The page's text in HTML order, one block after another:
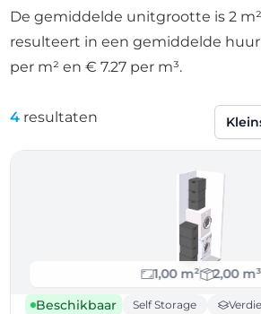
De gemiddelde unitgrootte is 2
resulteert in een gemiddelde
per m² en € 7.27 per m³.
4 resultaten
1,00 m²
2,00 m³
Beschikbaar
Self Storage